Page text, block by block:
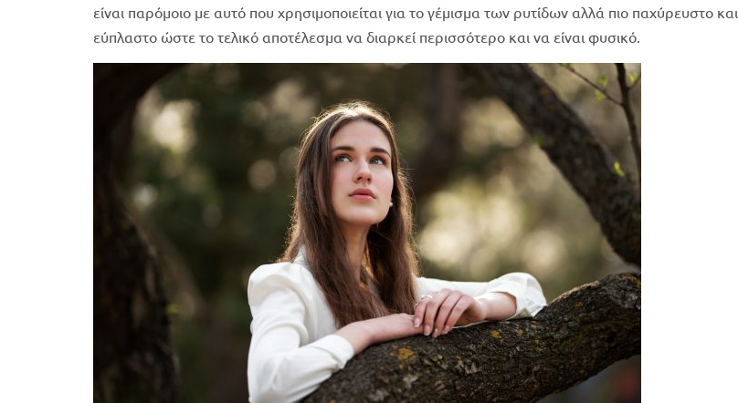
είναι παρόμοιο με αυτό που χρησιμοποιείται για το γέμισμα των ρυτίδων αλλά πιο παχύρευστο και
εύπλαστο ώστε το τελικό αποτέλεσμα να διαρκεί περισσότερο και να είναι φυσικό.